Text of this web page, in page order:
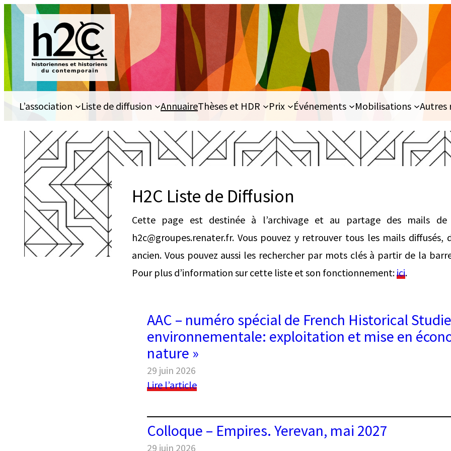
Aller
au
contenu
L’association Liste de diffusion AnnuaireThèses et HDR Prix Événements Mobilisations Autres
H2C Liste de Diffusion
Cette page est destinée à l’archivage et au partage des mails
h2c@groupes.renater.fr. Vous pouvez y retrouver tous les mails
ancien. Vous pouvez aussi les rechercher par mots clés à partir de la
Pour plus d’information sur cette liste et son fonctionnement:ici.
AAC – numéro spécial de French Historical
environnementale: exploitation et mise en
nature »
29 juin 2026
Lire l’article:
numéro
spécial
Colloque – Empires. Yerevan, mai 2027
29 juin 2026